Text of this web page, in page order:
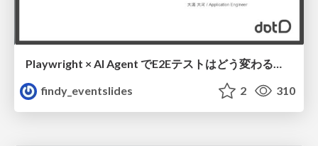
Playwright × AI Agent でE2Eテストはどう変わるか AI駆動テストの可能性と実用検証の結果 _0721
findy_eventslides
2 310